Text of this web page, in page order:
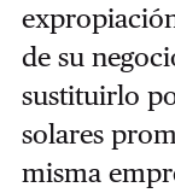
de su
sustituirlo
solares
misma